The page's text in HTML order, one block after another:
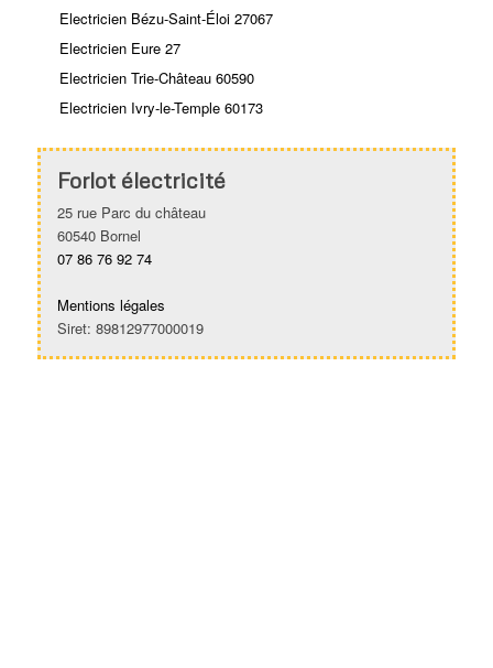
Electricien Bézu-Saint-Éloi 27067
Electricien Eure 27
Electricien Trie-Château 60590
Electricien Ivry-le-Temple 60173
Forlot électricité
25 rue Parc du château
60540 Bornel
07 86 76 92 74
Mentions légales
Siret: 89812977000019